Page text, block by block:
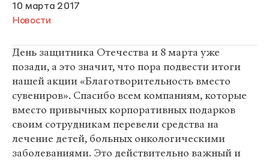
10 марта 2017
Новости
День защитника Отечества и 8 марта уже
позади, а это значит, что пора подвести итоги
нашей акции «Благотворительность вместо
сувениров». Спасибо всем компаниям, которые
вместо привычных корпоративных подарков
своим сотрудникам перевели средства на
лечение детей, больных онкологическими
заболеваниями. Это действительно важный и